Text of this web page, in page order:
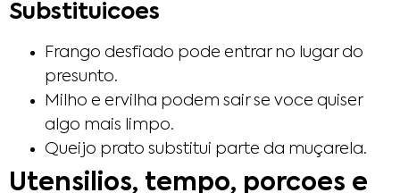
Substituicoes
Frango desfiado pode entrar no lugar do
presunto.
Milho e ervilha podem sair se voce quiser
algo mais limpo.
Queijo prato substitui parte da muçarela.
Utensilios, tempo, porcoes e